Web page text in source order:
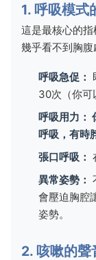
1. 呼吸模式
這是最核心的指
幾乎看不到胸腹
呼吸急促：
30次（你可
呼吸用力：
呼吸，有時
張口呼吸：
異常姿勢：
會壓迫胸腔
姿勢。
2. 咳嗽的聲